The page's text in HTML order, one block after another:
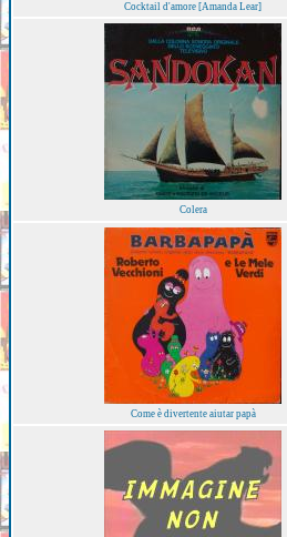
Cocktail d'amore [Amanda Lear]
Colera
Come è divertente aiutar papà